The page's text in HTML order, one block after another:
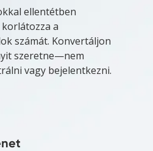
ellentétben
a
számát. Konvertáljon
szeretne—nem
vagy bejelentkezni.